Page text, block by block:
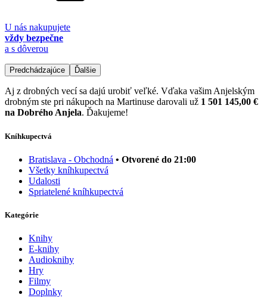
U nás nakupujete
vždy bezpečne
a s dôverou
Predchádzajúce Ďalšie
Aj z drobných vecí sa dajú urobiť veľké. Vďaka vašim Anjelským
drobným ste pri nákupoch na Martinuse darovali už 1 501 145,00 €
na Dobrého Anjela. Ďakujeme!
Kníhkupectvá
Bratislava - Obchodná • Otvorené do 21:00
Všetky kníhkupectvá
Udalosti
Spriatelené kníhkupectvá
Kategórie
Knihy
E-knihy
Audioknihy
Hry
Filmy
Doplnky